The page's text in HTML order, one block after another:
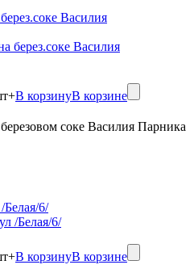
Василия
+В корзинуВ корзине
соке Василия Парника
6/
+В корзинуВ корзине